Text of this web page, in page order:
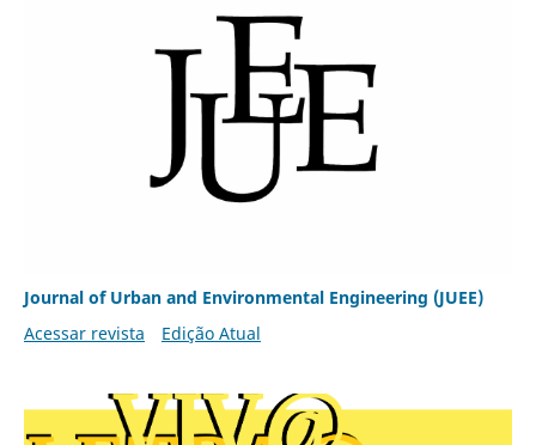
Journal of Urban and Environmental Engineering (JUEE)
Acessar revista
Edição Atual